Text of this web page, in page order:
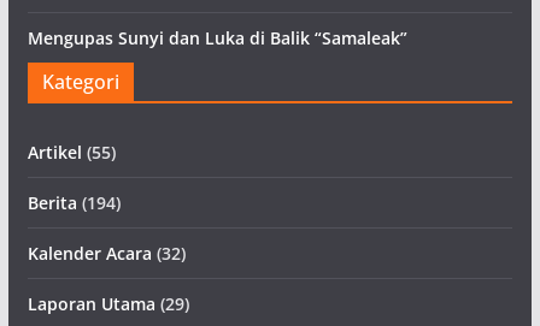
Mengupas Sunyi dan Luka di Balik “Samaleak”
Kategori
Artikel (55)
Berita (194)
Kalender Acara (32)
Laporan Utama (29)